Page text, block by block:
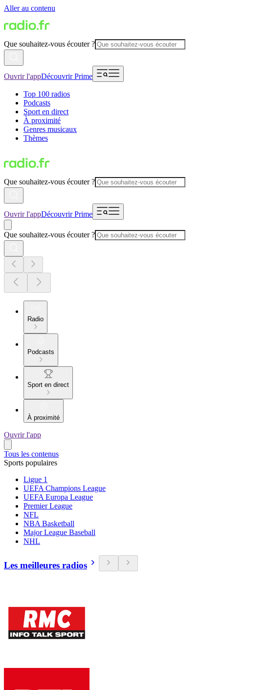
Aller au contenu
Que souhaitez-vous écouter ?
Ouvrir l'appDécouvrir Prime
Top 100 radios
Podcasts
Sport en direct
À proximité
Genres musicaux
Thèmes
Que souhaitez-vous écouter ?
Ouvrir l'appDécouvrir Prime
Que souhaitez-vous écouter ?
Radio
Podcasts
Sport en direct
À proximité
Ouvrir l'app
Tous les contenus
Sports populaires
Ligue 1
UEFA Champions League
UEFA Europa League
Premier League
NFL
NBA Basketball
Major League Baseball
NHL
Les meilleures radios